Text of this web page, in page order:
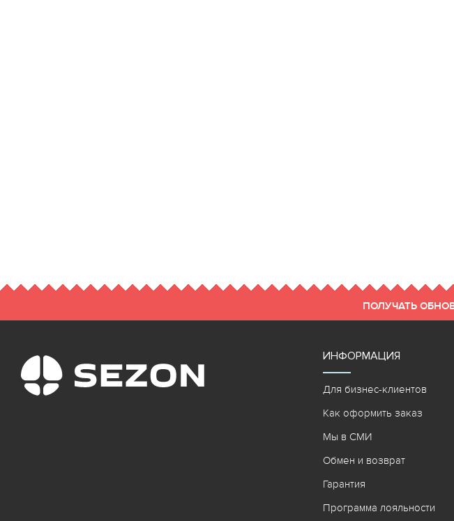
ПОЛУЧАТЬ
ИНФОРМАЦИЯ
Для бизнес-клиентов
Как оформить заказ
Мы в СМИ
Обмен и возврат
Гарантия
Программа лояльности